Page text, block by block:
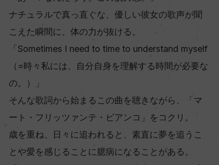
ナチュラルで真っ直ぐな、優しい彼女の歌声が聞
こえた瞬間に、体の力が抜ける。
「Sometimes I need to time to understand myself
（=時々私には、自分自身を理解する時間が必要な
の。）」
そんな歌詞から始まるこの曲を聴きながら、「マ
ート・フリッツァンテ・ビアンコ」をコクリ。
歳を重ね、日々に追われると、素直に夢を追うこ
とや愛を感じることに臆病になることがある。